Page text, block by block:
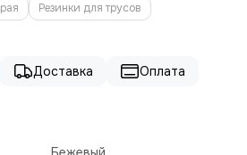
Резинки для трусов
Доставка Оплата